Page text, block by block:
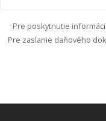
Pre poskytnutie
Pre zaslanie daňového